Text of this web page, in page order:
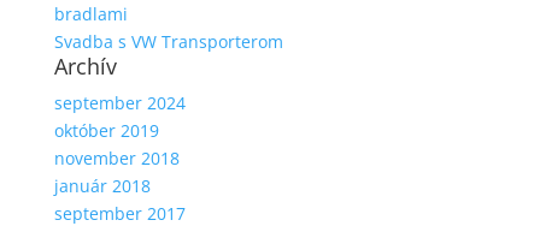
bradlami
Svadba s VW Transporterom
Archív
september 2024
október 2019
november 2018
január 2018
september 2017